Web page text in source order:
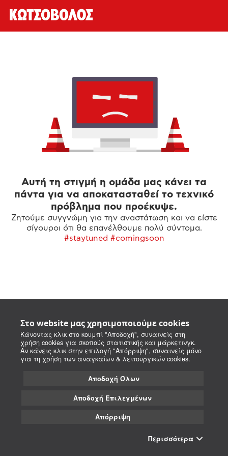
Στο website μας χρησιμοποιούμε cookies
Κάνοντας κλικ στο κουμπί "Αποδοχή", συναινείς στη
χρήση cookies για σκοπούς στατιστικής και μάρκετινγκ.
Αν κάνεις κλικ στην επιλογή "Απόρριψη", συναινείς μόνο
για τη χρήση των αναγκαίων & λειτουργικών cookies.
Αποδοχή Όλων
Αποδοχή Επιλεγμένων
Απόρριψη
Περισσότερα
Αυτή τη στιγμή η ομάδα μας κάνει τα
πάντα για να αποκατασταθεί το τεχνικό
πρόβλημα που προέκυψε.
Ζητούμε συγγνώμη για την αναστάτωση και να είστε
σίγουροι ότι θα επανέλθουμε πολύ σύντομα.
#staytuned #comingsoon